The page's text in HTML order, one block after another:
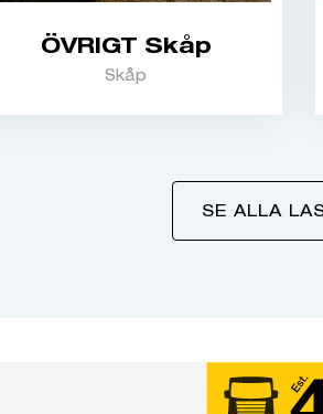
ÖVRIGT Skåp
Skåp
SE ALLA